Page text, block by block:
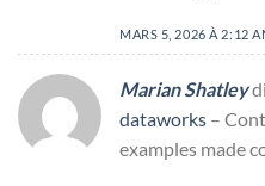
MARS 5, 2026 À 2:12
Marian Shatley
dataworks –
examples made